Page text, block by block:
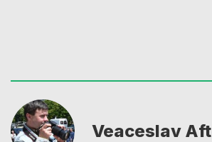
Veaceslav